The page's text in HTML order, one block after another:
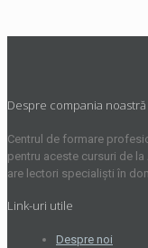
Despre compania noastră
Centrul de formare
pentru aceste cursuri de la
are lectori specialiști în
Link-uri utile
Despre noi